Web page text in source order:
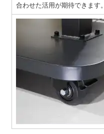
合わせた活用が期待できます。